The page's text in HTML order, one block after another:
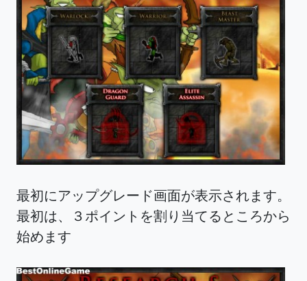
最初にアップグレード画面が表示されます。
最初は、３ポイントを割り当てるところから
始めます